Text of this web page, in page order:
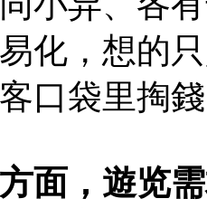
化，想的
口袋里掏
面，遊览